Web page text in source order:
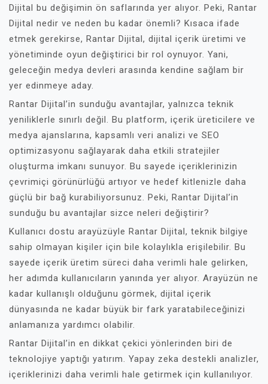
Dijital bu değişimin ön saflarında yer alıyor. Peki, Rantar
Dijital nedir ve neden bu kadar önemli? Kısaca ifade
etmek gerekirse, Rantar Dijital, dijital içerik üretimi ve
yönetiminde oyun değiştirici bir rol oynuyor. Yani,
geleceğin medya devleri arasında kendine sağlam bir
yer edinmeye aday.
Rantar Dijital’in sunduğu avantajlar, yalnızca teknik
yeniliklerle sınırlı değil. Bu platform, içerik üreticilere ve
medya ajanslarına, kapsamlı veri analizi ve SEO
optimizasyonu sağlayarak daha etkili stratejiler
oluşturma imkanı sunuyor. Bu sayede içeriklerinizin
çevrimiçi görünürlüğü artıyor ve hedef kitlenizle daha
güçlü bir bağ kurabiliyorsunuz. Peki, Rantar Dijital’in
sunduğu bu avantajlar sizce neleri değiştirir?
Kullanıcı dostu arayüzüyle Rantar Dijital, teknik bilgiye
sahip olmayan kişiler için bile kolaylıkla erişilebilir. Bu
sayede içerik üretim süreci daha verimli hale gelirken,
her adımda kullanıcıların yanında yer alıyor. Arayüzün ne
kadar kullanışlı olduğunu görmek, dijital içerik
dünyasında ne kadar büyük bir fark yaratabileceğinizi
anlamanıza yardımcı olabilir.
Rantar Dijital’in en dikkat çekici yönlerinden biri de
teknolojiye yaptığı yatırım. Yapay zeka destekli analizler,
içeriklerinizi daha verimli hale getirmek için kullanılıyor.